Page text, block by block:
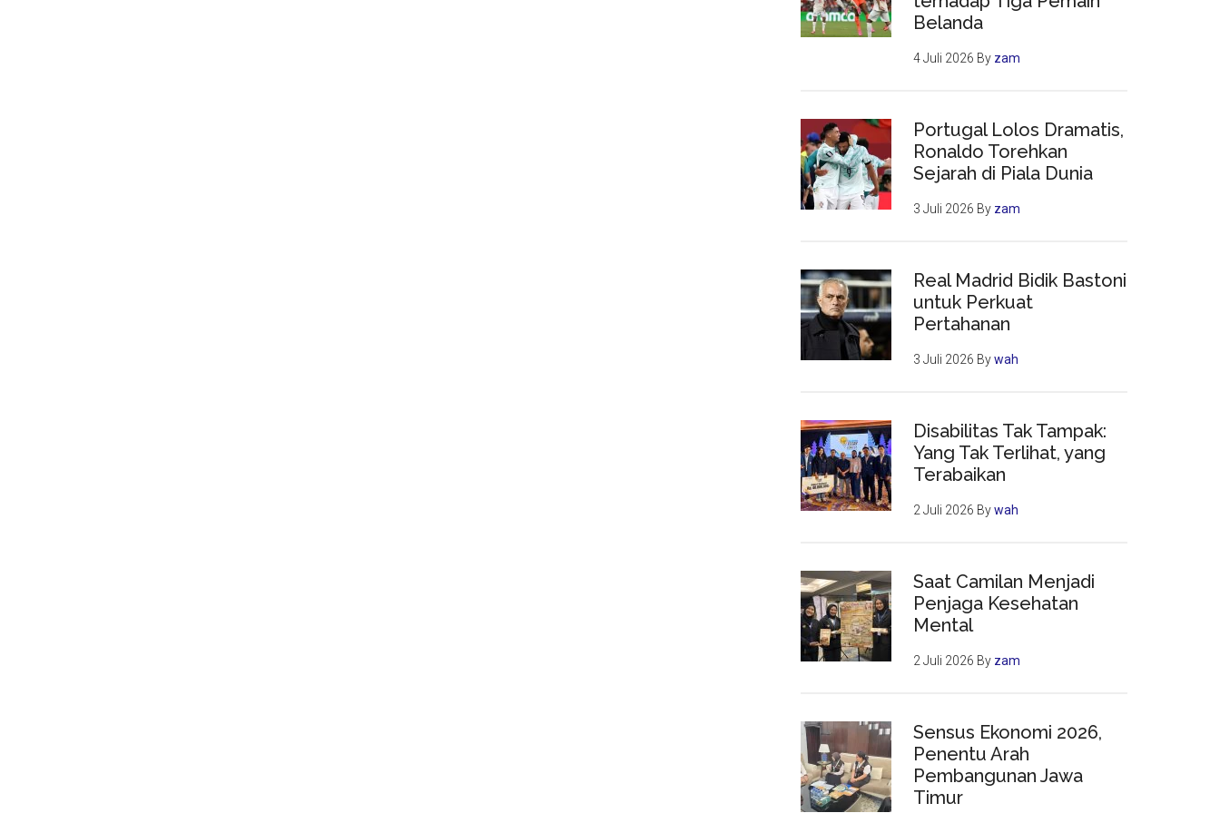
Belanda
4 Juli 2026 By zam
Portugal Lolos Dramatis,
Ronaldo Torehkan
Sejarah di Piala Dunia
3 Juli 2026 By zam
Real Madrid Bidik Bastoni
untuk Perkuat
Pertahanan
3 Juli 2026 Bywah
Disabilitas Tak Tampak:
Yang Tak Terlihat, yang
Terabaikan
2 Juli 2026 Bywah
Saat Camilan Menjadi
Penjaga Kesehatan
Mental
2 Juli 2026 By zam
Sensus Ekonomi 2026,
Penentu Arah
Pembangunan Jawa
Timur